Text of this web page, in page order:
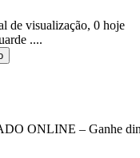
de visualização, 0 hoje
....
ONLINE – Ganhe